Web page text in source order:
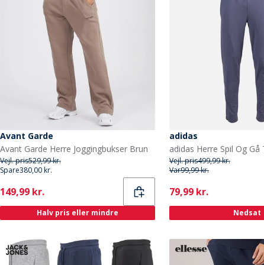
Avant Garde
Avant Garde Herre Joggingbukser Brun
Vejl. pris529,99 kr.
Spare380,00 kr.
Current
149,99 kr.
Halv pris eller mindre
adidas
Vejl. pris499,99 kr.
Var99,99 kr.
Current
79,99 kr.
Nedsat